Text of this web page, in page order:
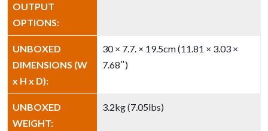
OUTPUT
OPTIONS:
UNBOXED
DIMENSIONS (W
x H x D):
30 × 7.7. × 19.5cm (11.81 × 3.03 ×
7.68″)
UNBOXED
WEIGHT:
3.2kg (7.05lbs)